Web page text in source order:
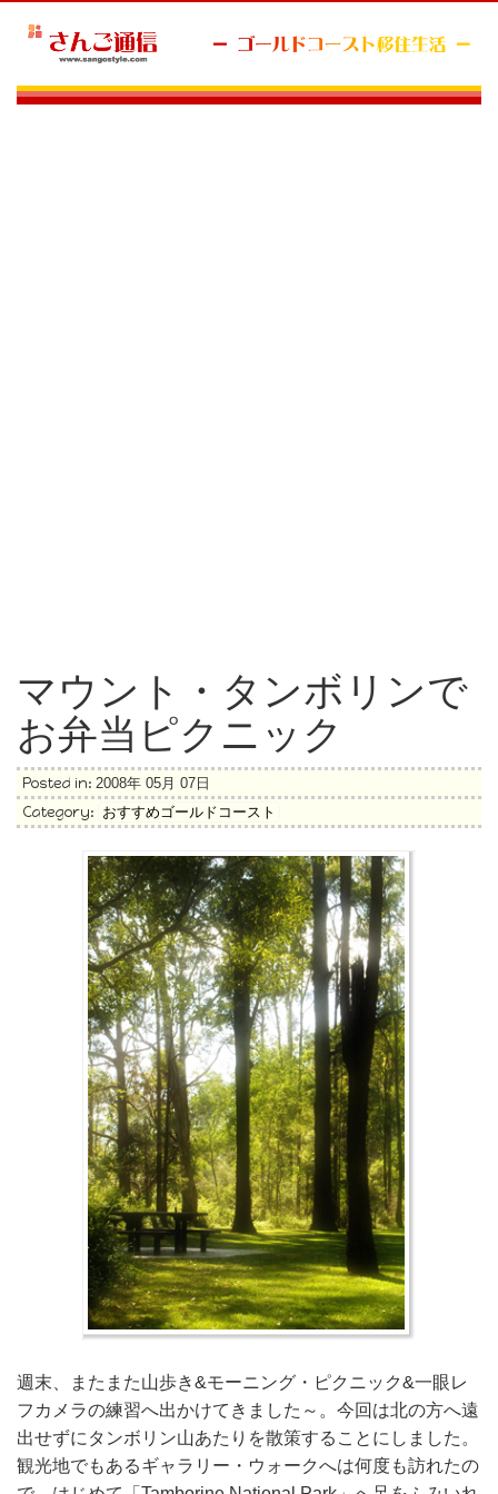
マウント・タンボリンで
お弁当ピクニック
Posted in: 2008年 05月 07日
Category: おすすめゴールドコースト
週末、またまた山歩き&モーニング・ピクニック&一眼レ
フカメラの練習へ出かけてきました～。今回は北の方へ遠
出せずにタンボリン山あたりを散策することにしました。
観光地でもあるギャラリー・ウォークへは何度も訪れたの